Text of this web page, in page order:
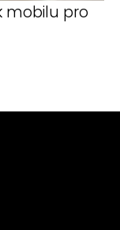
mobilu pro